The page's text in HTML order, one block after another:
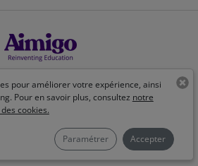
pour améliorer votre expérience, ainsi
Pour en savoir plus, consultez notre
cookies.
Paramétrer Accepter
Français
©Aimigo 2026